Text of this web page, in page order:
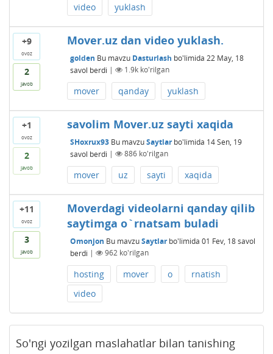
video
yuklash
+9
ovoz
2
javob
Mover.uz dan video yuklash.
golden Bu mavzu Dasturlash bo'limida 22 May, 18
savol berdi | 1.9kko'rilgan
mover qanday yuklash
+1
ovoz
2
javob
savolim Mover.uz sayti xaqida
SHoxrux93 Bu mavzuSaytlarbo'limida 14 Sen, 19
savol berdi | 886ko'rilgan
mover uz sayti xaqida
+11
ovoz
3
javob
Moverdagi videolarni qanday qilib
saytimga o`rnatsam buladi
Omonjon Bu mavzuSaytlarbo'limida 01 Fev, 18 savol
berdi | 962ko'rilgan
hosting mover o
rnatish
video
So'ngi yozilgan maslahatlar bilan tanishing